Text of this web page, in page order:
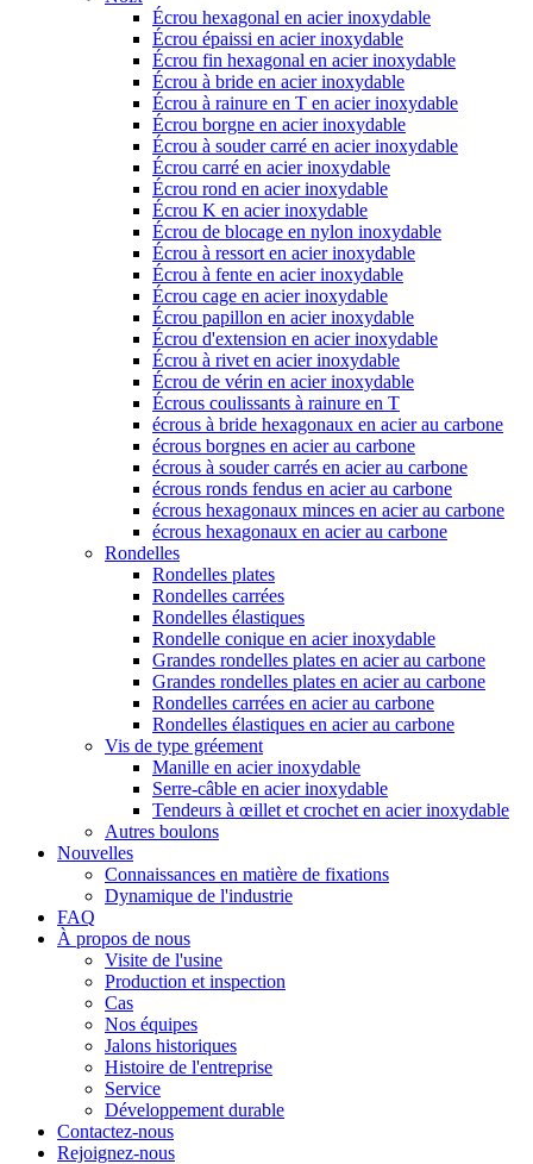
Écrou hexagonal en acier inoxydable
Écrou épaissi en acier inoxydable
Écrou fin hexagonal en acier inoxydable
Écrou à bride en acier inoxydable
Écrou à rainure en T en acier inoxydable
Écrou borgne en acier inoxydable
Écrou à souder carré en acier inoxydable
Écrou carré en acier inoxydable
Écrou rond en acier inoxydable
Écrou K en acier inoxydable
Écrou de blocage en nylon inoxydable
Écrou à ressort en acier inoxydable
Écrou à fente en acier inoxydable
Écrou cage en acier inoxydable
Écrou papillon en acier inoxydable
Écrou d'extension en acier inoxydable
Écrou à rivet en acier inoxydable
Écrou de vérin en acier inoxydable
Écrous coulissants à rainure en T
écrous à bride hexagonaux en acier au carbone
écrous borgnes en acier au carbone
écrous à souder carrés en acier au carbone
écrous ronds fendus en acier au carbone
écrous hexagonaux minces en acier au carbone
écrous hexagonaux en acier au carbone
Rondelles
Rondelles plates
Rondelles carrées
Rondelles élastiques
Rondelle conique en acier inoxydable
Grandes rondelles plates en acier au carbone
Grandes rondelles plates en acier au carbone
Rondelles carrées en acier au carbone
Rondelles élastiques en acier au carbone
Vis de type gréement
Manille en acier inoxydable
Serre-câble en acier inoxydable
Tendeurs à œillet et crochet en acier inoxydable
Autres boulons
Nouvelles
Connaissances en matière de fixations
Dynamique de l'industrie
FAQ
À propos de nous
Visite de l'usine
Production et inspection
Cas
Nos équipes
Jalons historiques
Histoire de l'entreprise
Service
Développement durable
Contactez-nous
Rejoignez-nous